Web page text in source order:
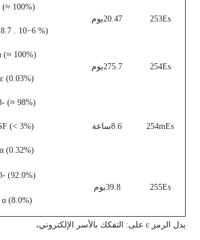
253Es 20.47يوم
(%α (≈ 100
(% SF (8.7 . 10−6
254Es 275.7يوم
(%α (≈ 100
(%ε (0.03
254mEs 8.6ساعة
(%β- (≈ 98
(%SF (< 3
(%α (0.32
255Es 39.8يوم
(%β- (92.0
(%α (8.0
يدل الرمز ε على: التفكك بالأسر الإلكتروني،